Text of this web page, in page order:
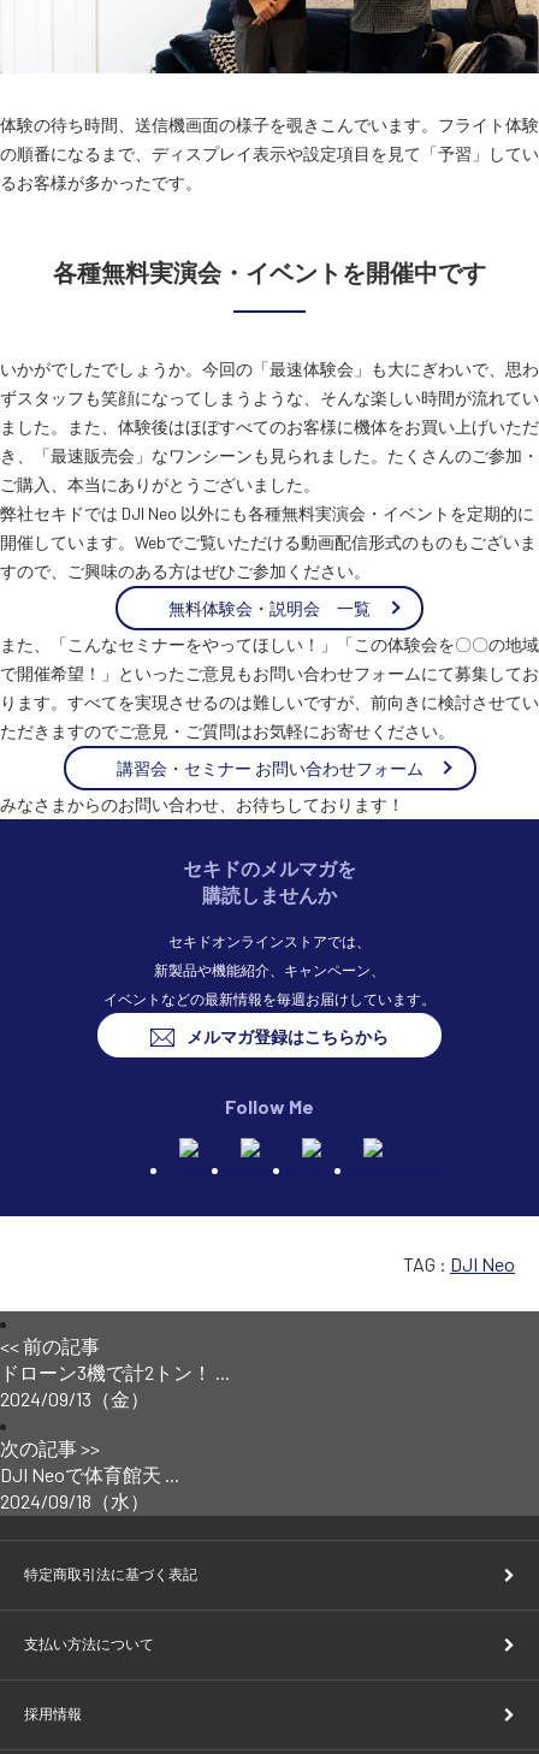
体験の待ち時間、送信機画面の様子を覗きこんでいます。フライト体験
の順番になるまで、ディスプレイ表示や設定項目を見て「予習」してい
るお客様が多かったです。
各種無料実演会・イベントを開催中です
いかがでしたでしょうか。今回の「最速体験会」も大にぎわいで、思わ
ずスタッフも笑顔になってしまうような、そんな楽しい時間が流れてい
ました。また、体験後はほぼすべてのお客様に機体をお買い上げいただ
き、「最速販売会」なワンシーンも見られました。たくさんのご参加・
ご購入、本当にありがとうございました。
弊社セキドでは DJI Neo 以外にも各種無料実演会・イベントを定期的に
開催しています。Webでご覧いただける動画配信形式のものもございま
すので、ご興味のある方はぜひご参加ください。
無料体験会・説明会 一覧
また、「こんなセミナーをやってほしい！」「この体験会を〇〇の地域
で開催希望！」といったご意見もお問い合わせフォームにて募集してお
ります。すべてを実現させるのは難しいですが、前向きに検討させてい
ただきますのでご意見・ご質問はお気軽にお寄せください。
講習会・セミナー お問い合わせフォーム
みなさまからのお問い合わせ、お待ちしております！
セキドのメルマガを
購読しませんか
セキドオンラインストアでは、
新製品や機能紹介、キャンペーン、
イベントなどの最新情報を毎週お届けしています。
メルマガ登録はこちらから
Follow Me
TAG : DJI Neo
<< 前の記事
ドローン3機で計2トン！ ...
2024/09/13（金）
次の記事 >>
DJI Neoで体育館天 ...
2024/09/18（水）
特定商取引法に基づく表記
支払い方法について
採用情報